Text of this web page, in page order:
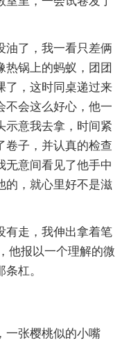
油了，我一看只差俩
热锅上的蚂蚁，团团
了，这时同桌递过来
不会这么好心，他一
示意我去拿，时间紧
卷子，并认真的检查
无意间看见了他手中
的，就心里好不是滋
有走，我伸出拿着笔
他报以一个理解的微
杠。
一张樱桃似的小嘴